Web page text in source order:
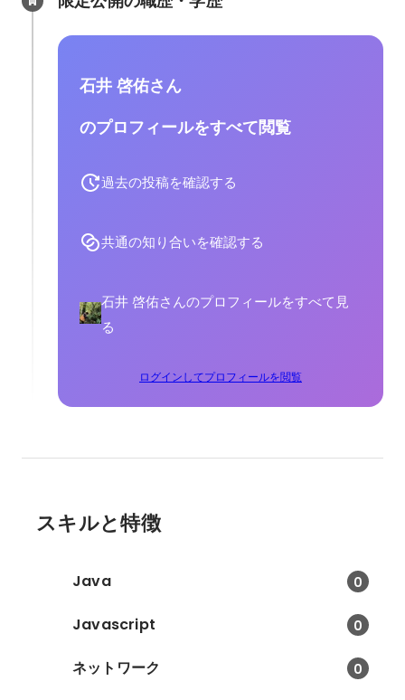
石井 啓佑さん
のプロフィールをすべて閲覧
過去の投稿を確認する
共通の知り合いを確認する
石井 啓佑さんのプロフィールをすべて見
る
ログインしてプロフィールを閲覧
スキルと特徴
Java 0
Javascript 0
ネットワーク 0